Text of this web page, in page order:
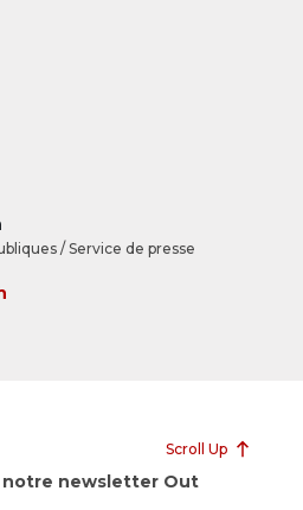
&nbsp;
/ Service de presse
Scroll Up
notre newsletter Out